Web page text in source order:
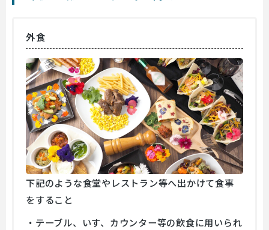
外食
下記のような食堂やレストラン等へ出かけて食事
をすること
・テーブル、いす、カウンター等の飲食に用いられ